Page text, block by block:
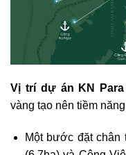
Vị trí dự án KN Para
vàng tạo nên tiềm
Một bước đặt